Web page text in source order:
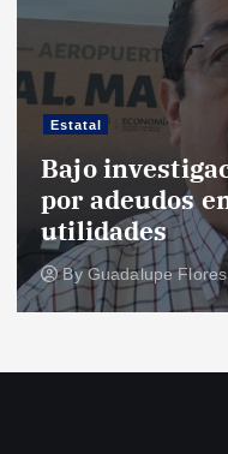
Estatal
Bajo
por adeudos
utilidades
ByGuadalupe Flores